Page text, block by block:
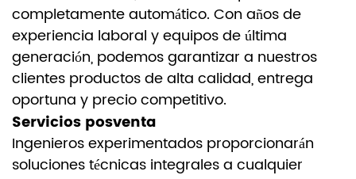
completamente automático. Con años de
experiencia laboral y equipos de última
generación, podemos garantizar a nuestros
clientes productos de alta calidad, entrega
oportuna y precio competitivo.
Servicios posventa
Ingenieros experimentados proporcionarán
soluciones técnicas integrales a cualquier